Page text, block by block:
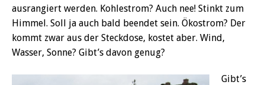
ausrangiert werden. Kohlestrom? Auch nee! Stinkt zum
Himmel. Soll ja auch bald beendet sein. Ökostrom? Der
kommt zwar aus der Steckdose, kostet aber. Wind,
Wasser, Sonne? Gibt’s davon genug?
Gibt’s